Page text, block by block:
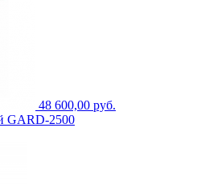
48 600,00 руб.
GARD-2500